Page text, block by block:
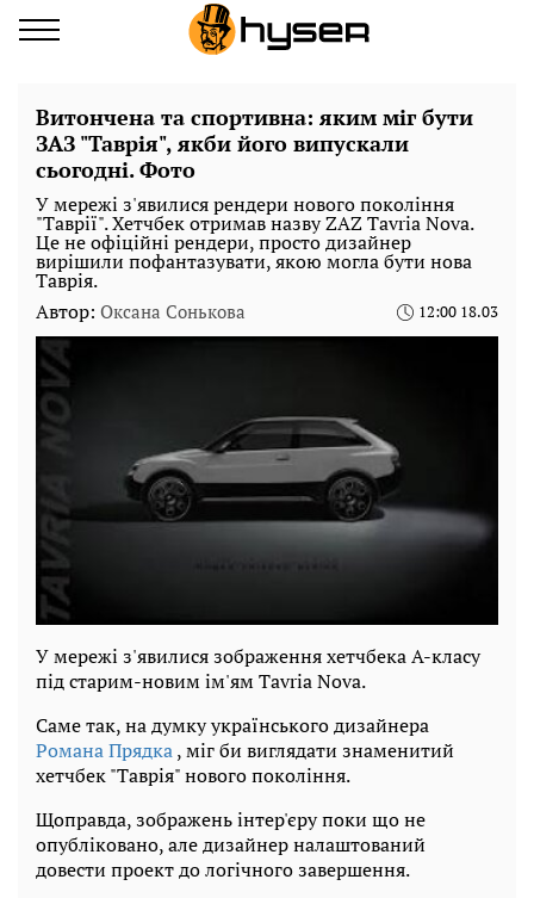
Витончена та спортивна: яким міг бути
ЗАЗ "Таврія", якби його випускали
сьогодні. Фото
У мережі з'явилися рендери нового покоління
"Таврії". Хетчбек отримав назву ZAZ Tavria Nova.
Це не офіційні рендери, просто дизайнер
вирішили пофантазувати, якою могла бути нова
Таврія.
Автор: Оксана Сонькова 12:00 18.03
У мережі з'явилися зображення хетчбека А-класу
під старим-новим ім'ям Tavria Nova.
Саме так, на думку українського дизайнера
Романа Прядка, міг би виглядати знаменитий
хетчбек "Таврія" нового покоління.
Щоправда, зображень інтер'єру поки що не
опубліковано, але дизайнер налаштований
довести проект до логічного завершення.